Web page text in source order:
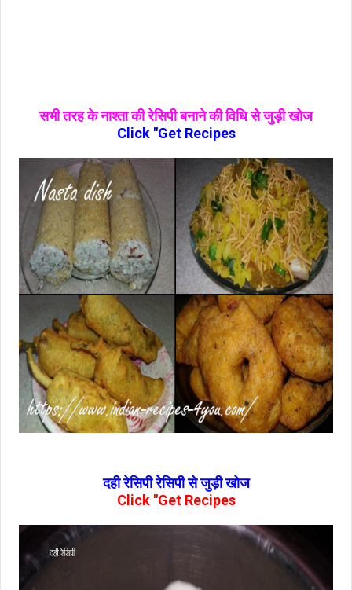
सभी तरह के नाश्‍ता की रेसिपी बनाने की विधि से जुड़ी खोज
Click "Get Recipes
दही रेसिपी रेसिपी से जुड़ी खोज
Click "Get Recipes